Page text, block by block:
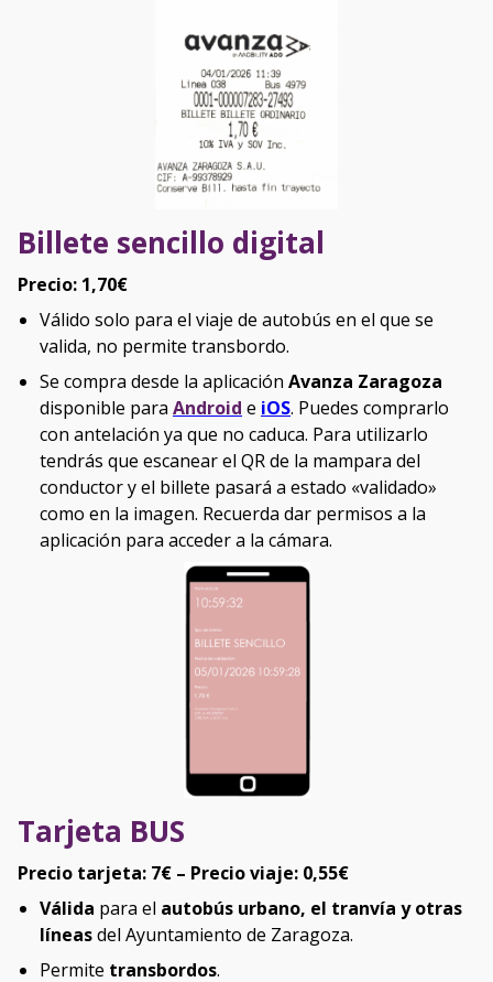
Billete sencillo digital
Precio: 1,70€
Válido solo para el viaje de autobús en el que se
valida, no permite transbordo.
Se compra desde la aplicación Avanza Zaragoza
disponible para Android e iOS. Puedes comprarlo
con antelación ya que no caduca. Para utilizarlo
tendrás que escanear el QR de la mampara del
conductor y el billete pasará a estado «validado»
como en la imagen. Recuerda dar permisos a la
aplicación para acceder a la cámara.
Tarjeta BUS
Precio tarjeta: 7€ – Precio viaje: 0,55€
Válida para el autobús urbano, el tranvía y otras
líneasdel Ayuntamiento de Zaragoza.
Permite transbordos.